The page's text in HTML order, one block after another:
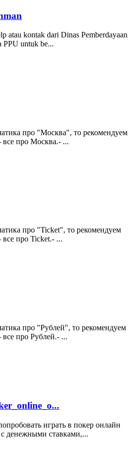
atau kontak dari Dinas Pemberdayaan
PPU untuk be...
про "Москва", то рекомендуем
все про Москва.- ...
про "Ticket", то рекомендуем
все про Ticket.- ...
про "Рублей", то рекомендуем
все про Рублей.- ...
играть в покер онлайн
денежными ставками,...